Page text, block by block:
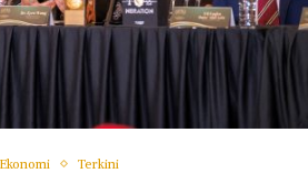
Ekonomi Terkini